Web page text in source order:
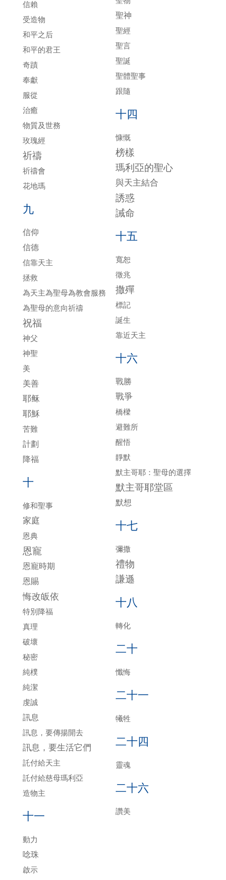
信賴
受造物
和平之后
和平的君王
奇蹟
奉獻
服從
治癒
物質及世務
玫瑰經
祈禱
祈禱會
花地瑪
九
信仰
信德
信靠天主
拯救
為天主為聖母為教會服務
為聖母的意向祈禱
祝福
神父
神聖
美
美善
耶稣
耶穌
苦難
計劃
降福
十
修和聖事
家庭
恩典
恩寵
恩寵時期
恩賜
悔改皈依
特別降福
真理
破壞
秘密
純樸
純潔
虔誠
訊息
訊息，要傳揚開去
訊息，要生活它們
託付給天主
託付給慈母瑪利亞
造物主
十一
動力
唸珠
啟示
聖神
聖經
聖言
聖誕
聖體聖事
跟隨
十四
慷慨
榜樣
瑪利亞的聖心
與天主結合
誘惑
誡命
十五
寬恕
徵兆
撒殫
標記
誕生
靠近天主
十六
戰勝
戰爭
橋樑
避難所
醒悟
靜默
默主哥耶：聖母的選擇
默主哥耶堂區
默想
十七
彌撒
禮物
謙遜
十八
轉化
二十
懺悔
二十一
犧牲
二十四
靈魂
二十六
讚美